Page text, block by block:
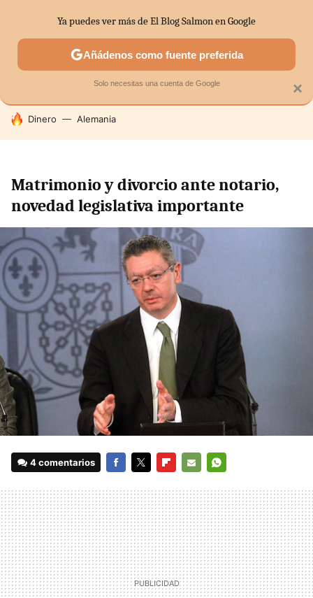
SECTORES ECONOMÍA DOMÉSTICA MERCADOS
HOY SE HABLA DE
Dinero Alemania
Matrimonio y divorcio ante notario,
novedad legislativa importante
4 comentarios
MAIL
×
Ya puedes ver más de El Blog Salmon en Google
Añádenos como fuente preferida
Solo necesitas una cuenta de Google